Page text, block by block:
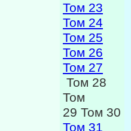
Том 23
Том 24
Том 25
Том 26
Том 27
Том 28
Том
29 Том 30
Том 31